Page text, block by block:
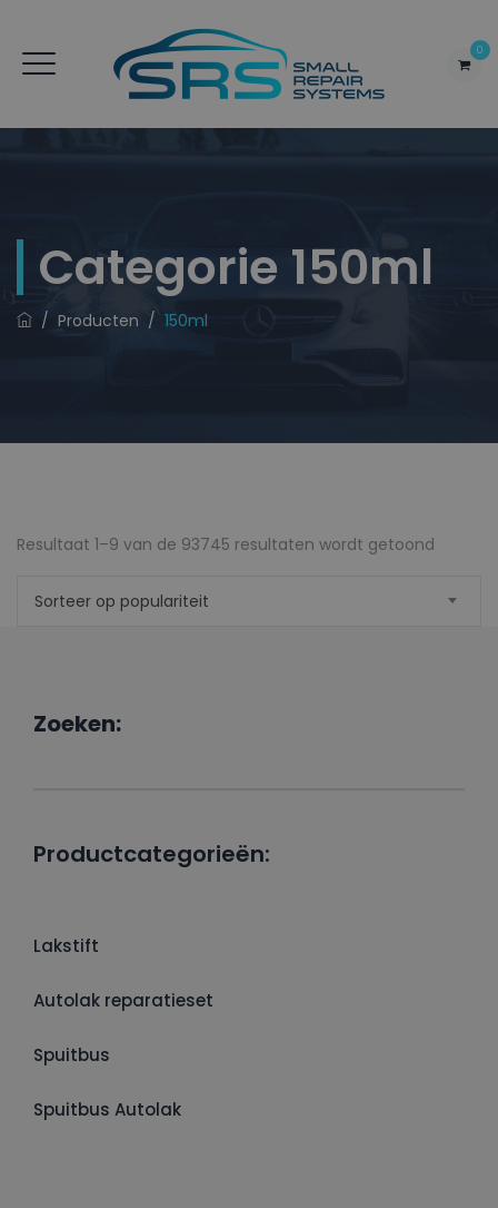
0
Categorie 150ml
/ Producten / 150ml
Resultaat 1–9 van de 93745 resultaten wordt getoond
Sorteer op populariteit
Zoeken:
Productcategorieën:
Lakstift
Autolak reparatieset
Spuitbus
Spuitbus Autolak